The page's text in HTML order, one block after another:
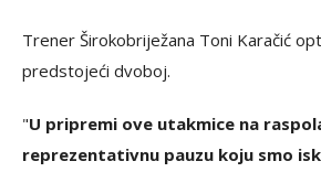
Trener Širokobriježana Toni Karačić
predstojeći dvoboj.
"U pripremi ove utakmice na
reprezentativnu pauzu koju smo